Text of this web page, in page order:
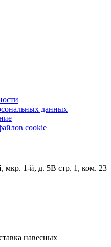
данных
cookie
мкр. 1-й, д. 5В стр. 1, ком. 23
навесных